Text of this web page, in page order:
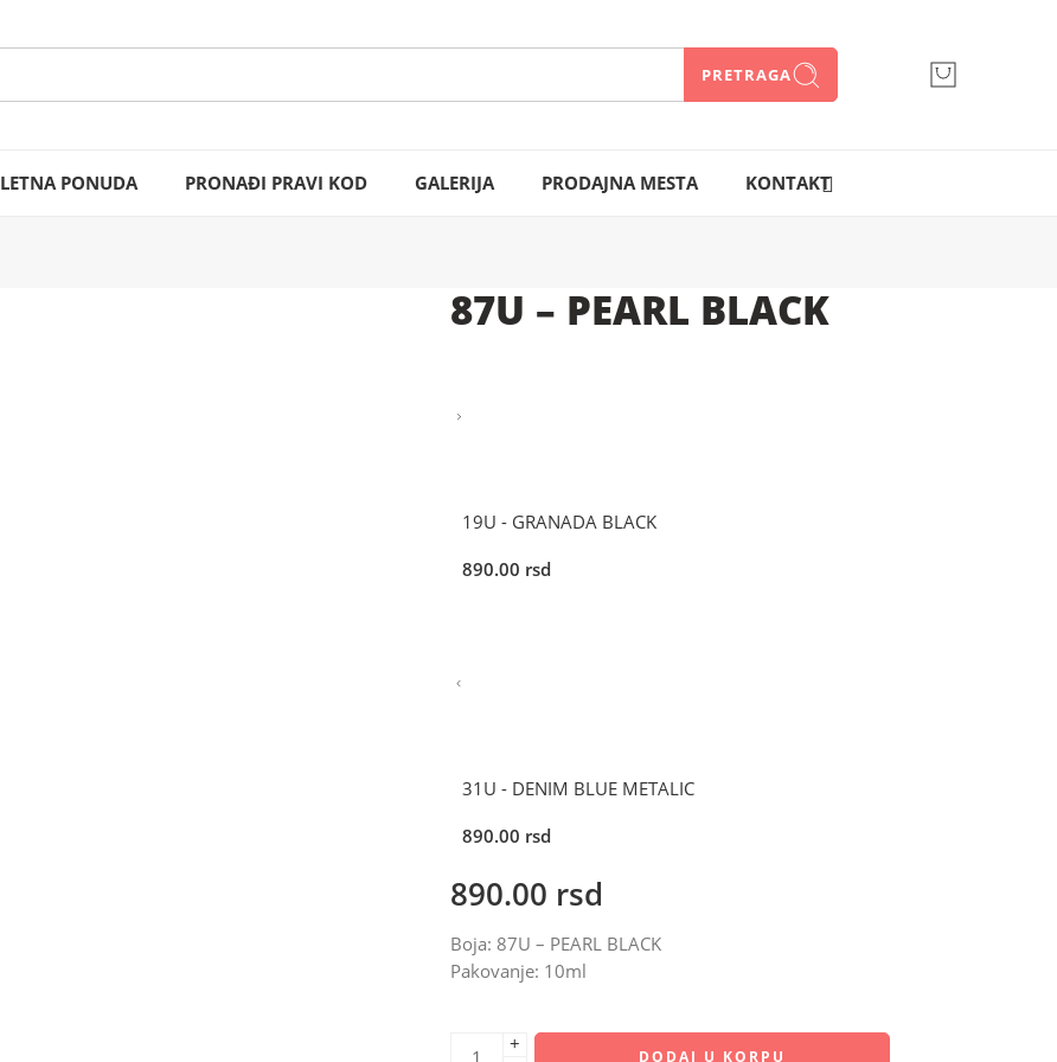
PRETRAGA
PONUDA PRONAĐI PRAVI KOD GALERIJA PRODAJNA MESTA KONTAKT
87U – PEARL BLACK
19U - GRANADA BLACK
890.00 rsd
31U - DENIM BLUE METALIC
890.00 rsd
890.00 rsd
Boja: 87U – PEARL BLACK
Pakovanje: 10ml
+
DODAJ U KORPU